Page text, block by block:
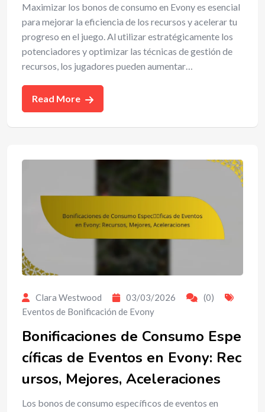
Maximizar los bonos de consumo en Evony es esencial
para mejorar la eficiencia de los recursos y acelerar tu
progreso en el juego. Al utilizar estratégicamente los
potenciadores y optimizar las técnicas de gestión de
recursos, los jugadores pueden aumentar…
Read More
Clara Westwood 03/03/2026
(0)
Eventos de Bonificación de Evony
Bonificaciones de Consumo Espe
cíficas de Eventos en Evony: Rec
ursos, Mejores, Aceleraciones
Los bonos de consumo específicos de eventos en